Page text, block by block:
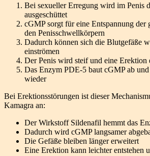
Bei sexueller Erregung wird im Penis
ausgeschüttet
cGMP sorgt für eine Entspannung der
den Penisschwellkörpern
Dadurch können sich die Blutgefäße
einströmen
Der Penis wird steif und eine Erektion
Das Enzym PDE-5 baut cGMP ab
wieder
Bei Erektionsstörungen ist dieser
Kamagra an:
Der Wirkstoff Sildenafil hemmt das
Dadurch wird cGMP langsamer
Die Gefäße bleiben länger erweitert
Eine Erektion kann leichter entstehen